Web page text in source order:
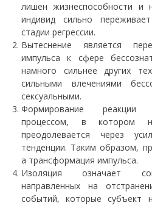
лишен жизнеспособности и
индивид сильно
стадии регрессии.
Вытеснение является
импульса к сфере
намного сильнее других
сильными влечениями
сексуальными.
Формирование реакции
процессом, в котором
преодолевается через
тенденции. Таким образом,
а трансформация импульса.
Изоляция означает
направленных на
событий, которые субъект